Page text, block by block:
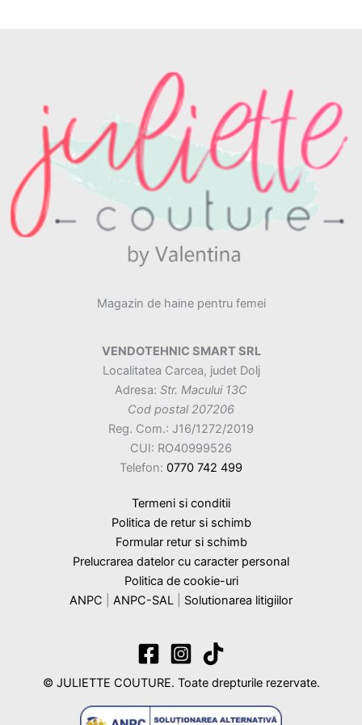
Magazin de haine pentru femei
VENDOTEHNIC SMART SRL
Localitatea Carcea, judet Dolj
Adresa: Str. Macului 13C
Cod postal 207206
Reg. Com.: J16/1272/2019
CUI: RO40999526
Telefon: 0770 742 499
Termeni si conditii
Politica de retur si schimb
Formular retur si schimb
Prelucrarea datelor cu caracter personal
Politica de cookie-uri
ANPC
ANPC-SAL Solutionarea litigiilor
© JULIETTE COUTURE. Toate drepturile rezervate.